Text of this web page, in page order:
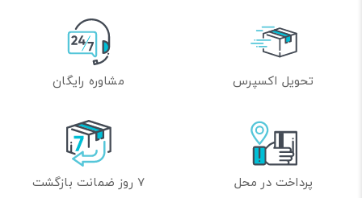
تحویل اکسپرس مشاوره رایگان
پرداخت در محل 7 روز ضمانت بازگشت